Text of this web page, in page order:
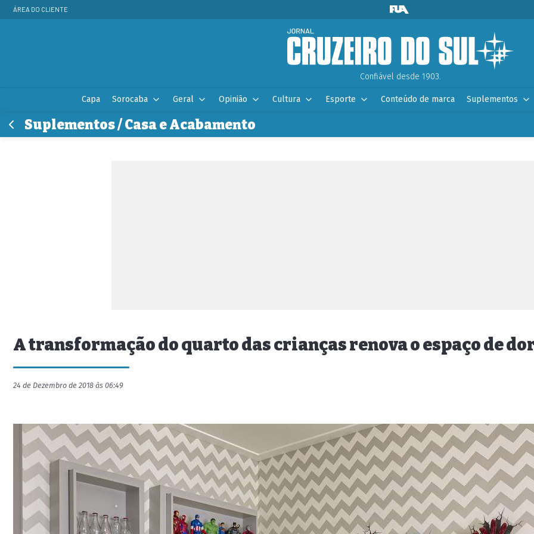
ÁREA DO CLIENTE
Confiável desde 1903.
Capa Sorocaba Geral Opinião Cultura Esporte Conteúdo de marca Suplementos
Suplementos / Casa e Acabamento
A transformação do quarto das crianças renova o espaço de
24 de Dezembro de 2018 às 06:49